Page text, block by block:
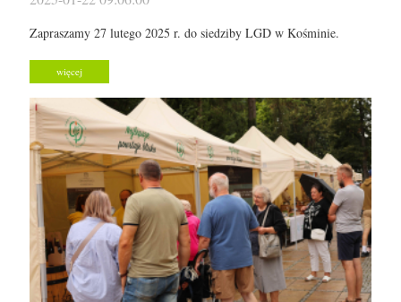
Zapraszamy 27 lutego 2025 r. do siedziby LGD w Kośminie.
więcej